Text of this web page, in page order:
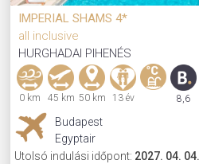
IMPERIAL SHAMS 4*
all inclusive
HURGHADAI PIHENÉS
0 km 45 km 50 km 13 év 8,6
Budapest
Egyptair
Utolsó indulási időpont: 2027. 04. 04.